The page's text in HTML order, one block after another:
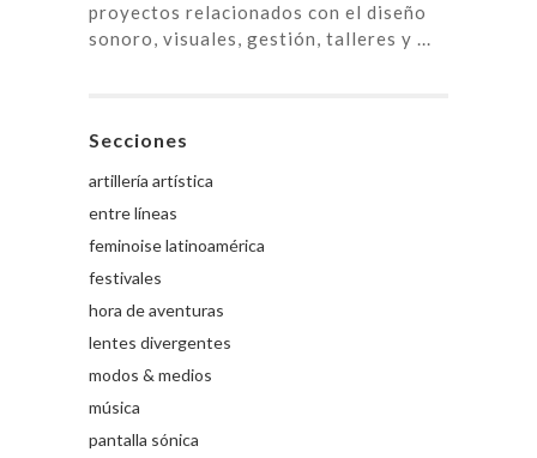
proyectos relacionados con el diseño
sonoro, visuales, gestión, talleres y ...
Secciones
artillería artística
entre líneas
feminoise latinoamérica
festivales
hora de aventuras
lentes divergentes
modos & medios
música
pantalla sónica